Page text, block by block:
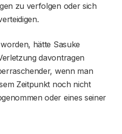
zu verfolgen oder sich
hätte Sasuke
davontragen
wenn man
Zeitpunkt noch nicht
oder eines seiner